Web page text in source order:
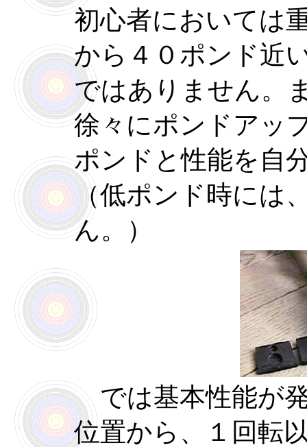
初心者においては
から４０ポンド近
ではありません。
徐々にポンドアッ
ポンドと性能を自
（低ポンド時には
ん。）
では基本性能が
位置から、１回転